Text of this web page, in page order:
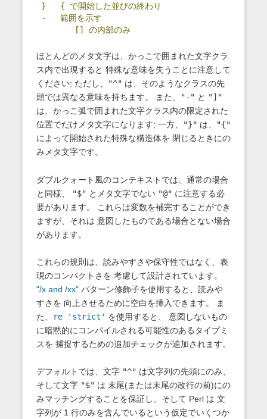
}
{
で開始した並びの終わり
-
範囲を示す
[]
の内部のみ
ほとんどのメタ文字は、かっこで囲まれた文字クラ
ス内で出現すると 特殊な意味を失うことに注意して
ください; ただし、
"^" は、そのようなクラスの先
頭では異なる意味を持ちます。 また、
"-" と "]"
は、かっこ弧で囲まれた文字クラス内の限定された
位置でだけメタ文字になります; 一方、
"}" は、
"{"
によって開始された特殊な構造体を 閉じるときにの
みメタ文字です。
ダブルクォート風のコンテキストでは、通常の場合
と同様、
"$" とメタ文字でない "@" に注意する必
要があります。 これらは変数を補完することができ
ますが、それは 意図したものである場合とない場合
があります。
これらの規則は、読みやすさや保守性ではなく、表
現のコンパクトさを 考慮して設計されています。
"/x and /xx"パターン修飾子を使用すると、読みや
すさを 向上させるために空白を挿入できます。 ま
た、
re 'strict' を使用すると、 意図しないもの
に暗黙的にコンパイルされる可能性のあるタイプミ
スを 捕捉するための追加チェックが追加されます。
デフォルトでは、文字 "^" は文字列の先頭にのみ、
そして文字 "$" は 末尾(または末尾の改行の前)にの
みマッチングすることを保証し、そして Perl は 文
字列が 1 行のみを含んでいるという仮定でいくつか